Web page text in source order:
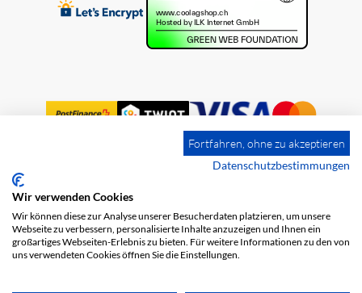
Impression
Protection des données
Fortfahren, ohne zu akzeptieren
Datenschutzbestimmungen
Wir verwenden Cookies
Wir können diese zur Analyse unserer Besucherdaten platzieren, um unsere
Webseite zu verbessern, personalisierte Inhalte anzuzeigen und Ihnen ein
großartiges Webseiten-Erlebnis zu bieten. Für weitere Informationen zu den von
uns verwendeten Cookies öffnen Sie die Einstellungen.